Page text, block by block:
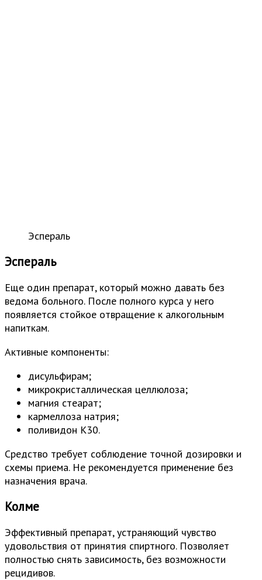
Эспераль
Эспераль
Еще один препарат, который можно давать без
ведома больного. После полного курса у него
появляется стойкое отвращение к алкогольным
напиткам.
Активные компоненты:
дисульфирам;
микрокристаллическая целлюлоза;
магния стеарат;
кармеллоза натрия;
поливидон К30.
Средство требует соблюдение точной дозировки и
схемы приема. Не рекомендуется применение без
назначения врача.
Колме
Эффективный препарат, устраняющий чувство
удовольствия от принятия спиртного. Позволяет
полностью снять зависимость, без возможности
рецидивов.